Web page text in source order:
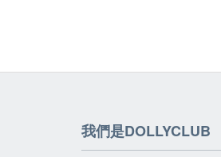
我們是DOLLYCLUB